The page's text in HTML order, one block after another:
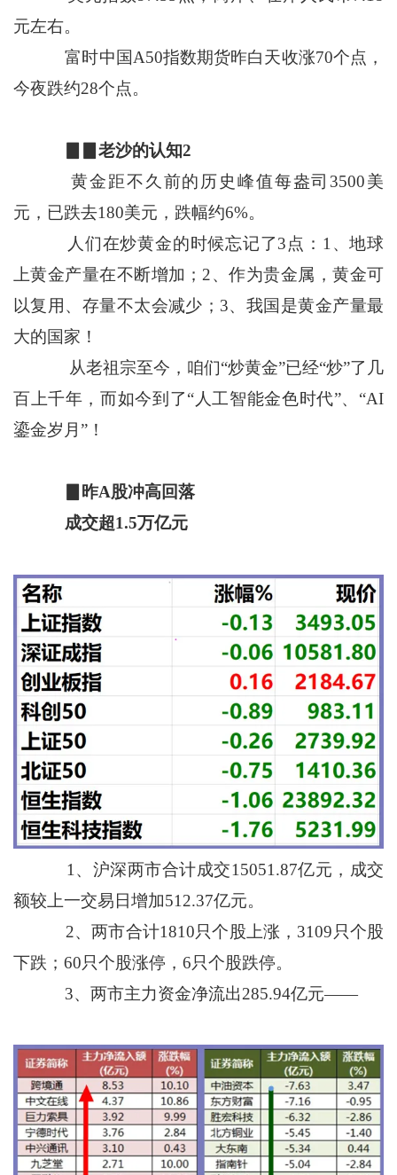
元左右。
富时中国A50指数期货昨白天收涨70个点，
今夜跌约28个点。
▊▊老沙的认知2
黄金距不久前的历史峰值每盎司3500美
元，已跌去180美元，跌幅约6%。
人们在炒黄金的时候忘记了3点：1、地球
上黄金产量在不断增加；2、作为贵金属，黄金可
以复用、存量不太会减少；3、我国是黄金产量最
大的国家！
从老祖宗至今，咱们“炒黄金”已经“炒”了几
百上千年，而如今到了“人工智能金色时代”、“AI
鎏金岁月”！
▊昨A股冲高回落
成交超1.5万亿元
1、沪深两市合计成交15051.87亿元，成交
额较上一交易日增加512.37亿元。
2、两市合计1810只个股上涨，3109只个股
下跌；60只个股涨停，6只个股跌停。
3、两市主力资金净流出285.94亿元——